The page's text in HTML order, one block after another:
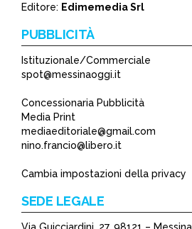
Editore: Edimemedia Srl
PUBBLICITÀ
Istituzionale/Commerciale
spot@messinaoggi.it
Concessionaria Pubblicità
Media Print
mediaeditoriale@gmail.com
nino.francio@libero.it
Cambia impostazioni della privacy
SEDE LEGALE